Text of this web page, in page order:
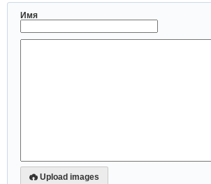
Имя
Upload images